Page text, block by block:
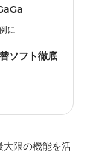
に
ソフト徹底
限の機能を活